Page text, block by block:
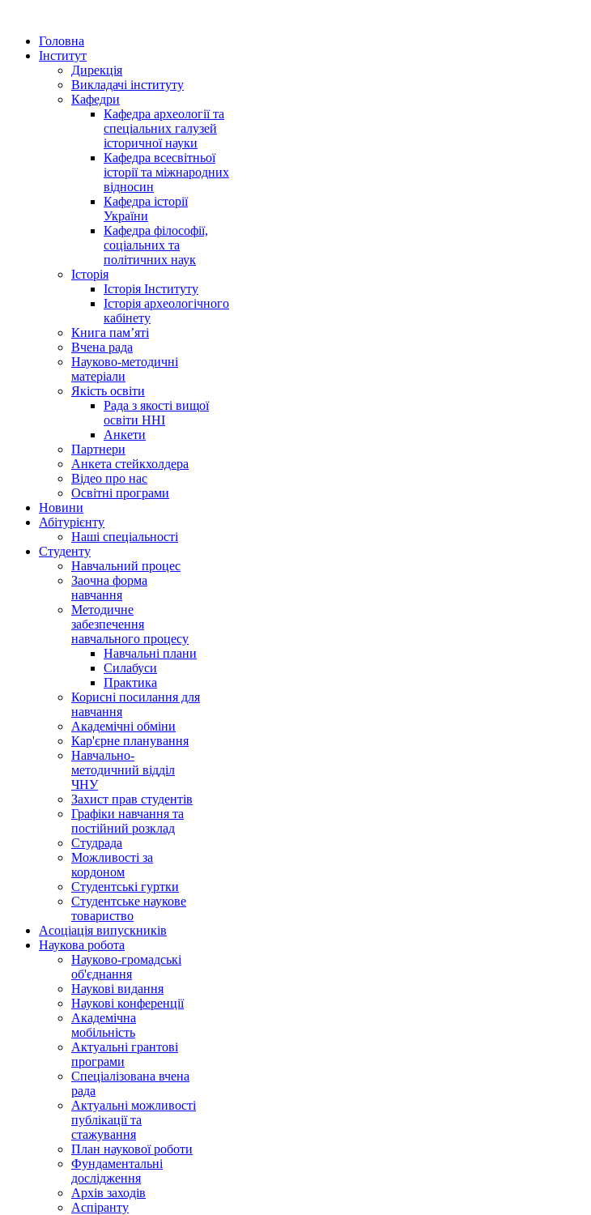
Головна
Інститут
Дирекція
Викладачі інституту
Кафедри
Кафедра археології та
спеціальних галузей
історичної науки
Кафедра всесвітньої
історії та міжнародних
відносин
Кафедра історії
України
Кафедра філософії,
соціальних та
політичних наук
Історія
Історія Інституту
Історія археологічного
кабінету
Книга памʼяті
Вчена рада
Науково-методичні
матеріали
Якість освіти
Рада з якості вищої
освіти ННІ
Анкети
Партнери
Анкета стейкхолдера
Відео про нас
Освітні програми
Hовини
Абітурієнту
Наші спеціальності
Студенту
Навчальний процес
Заочна форма
навчання
Методичне
забезпечення
навчального процесу
Навчальні плани
Силабуси
Практика
Корисні посилання для
навчання
Академічні обміни
Кар'єрне планування
Навчально-
методичний відділ
ЧНУ
Захист прав студентів
Графіки навчання та
постійний розклад
Студрада
Можливості за
кордоном
Студентські гуртки
Студентське наукове
товариство
Асоціація випускників
Наукова робота
Науково-громадські
об'єднання
Наукові видання
Наукові конференції
Академічна
мобільність
Актуальні грантові
програми
Спеціалізована вчена
рада
Актуальні можливості
публікації та
стажування
План наукової роботи
Фундаментальні
дослідження
Архів заходів
Аспіранту